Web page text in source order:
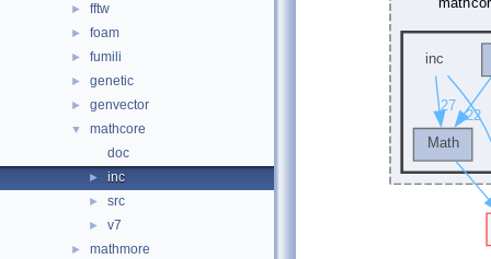
► fftw
► foam
► fumili
► genetic
► genvector
▼
mathcore
doc
► inc
► src
► v7
► mathmore